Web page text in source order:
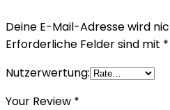
Deine E-Mail-Adresse wird
Erforderliche Felder sind mit *
Nutzerwertung:
Your Review *